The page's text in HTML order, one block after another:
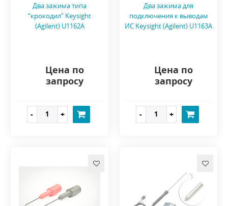
Два зажима типа
“крокодил” Keysight
(Agilent) U1162A
Цена по
запросу
Два зажима для
подключения к выводам
ИС Keysight (Agilent) U1163A
Цена по
запросу